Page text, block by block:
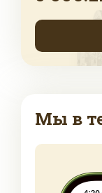
Мы в